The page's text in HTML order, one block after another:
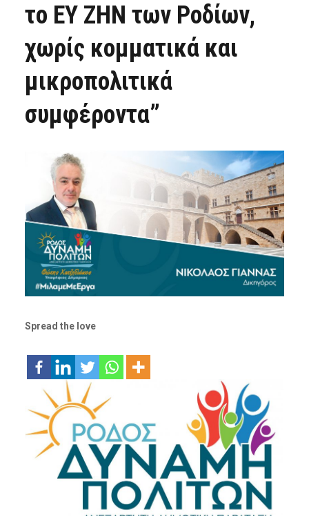
το ΕΥ ΖΗΝ των Ροδίων,
χωρίς κομματικά και
μικροπολιτικά
συμφέροντα”
Spread the love